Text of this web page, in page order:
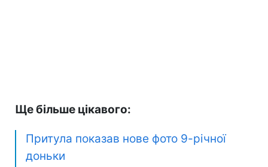
Ще більше цікавого:
Притула показав нове фото 9-річної
доньки